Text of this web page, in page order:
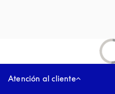
Atención al cliente